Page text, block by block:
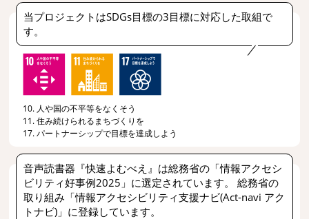
当プロジェクトはSDGs目標の3目標に対応した取組で
す。
10. 人や国の不平等をなくそう
11. 住み続けられるまちづくりを
17. パートナーシップで目標を達成しよう
音声読書器『快速よむべえ』は総務省の「情報アクセシ
ビリティ好事例2025」に選定されています。 総務省の
取り組み「情報アクセシビリティ支援ナビ(Act-navi アク
トナビ)」に登録しています。